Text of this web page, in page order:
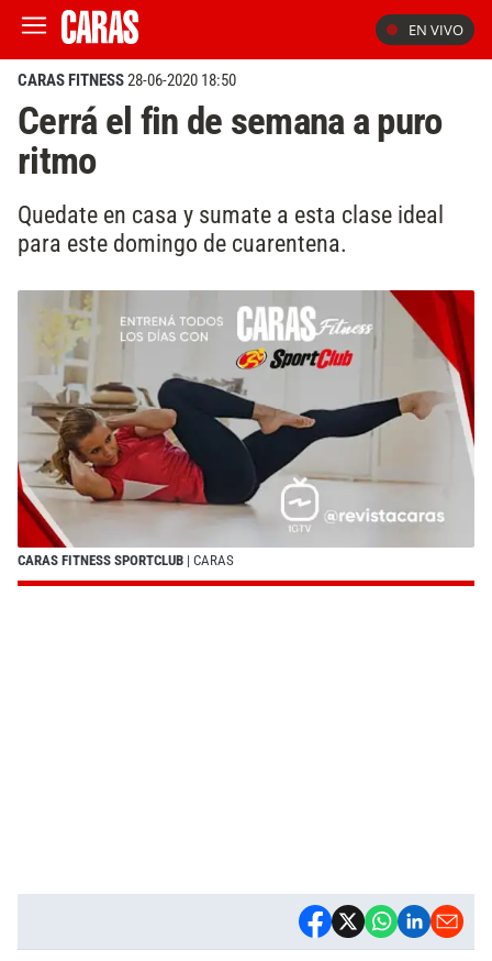
EN VIVO
CARAS FITNESS28-06-2020 18:50
Cerrá el fin de semana a puro
ritmo
Quedate en casa y sumate a esta clase ideal
para este domingo de cuarentena.
CARAS FITNESS SPORTCLUB | CARAS